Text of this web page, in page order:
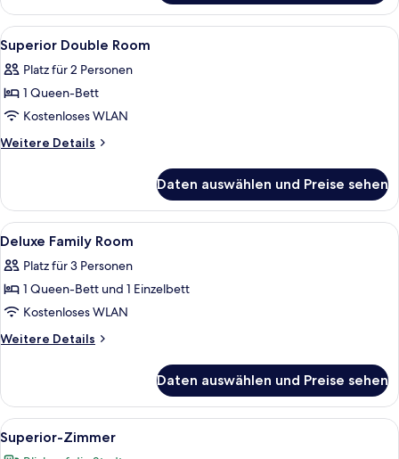
Double
Room
Alle
Fotos
für
Superior
Double
Room
Hochwertige Bettwaren, Pillowtop-
7
Superior Double Room
Platz für 2 Personen
1 Queen-Bett
Kostenloses WLAN
Weitere Details
Weitere
Double
Room
Daten auswählen und Preise sehen
Alle
Fotos
für
Deluxe
Family
Room
Hochwertige Bettwaren, Pillowtop-
5
Deluxe Family Room
Platz für 3 Personen
1 Queen-Bett und 1 Einzelbett
Kostenloses WLAN
Weitere Details
Weitere
Family
Room
Daten auswählen und Preise sehen
Alle
Fotos
Ein modernes Hotelzimmer mit
6
Superior-Zimmer